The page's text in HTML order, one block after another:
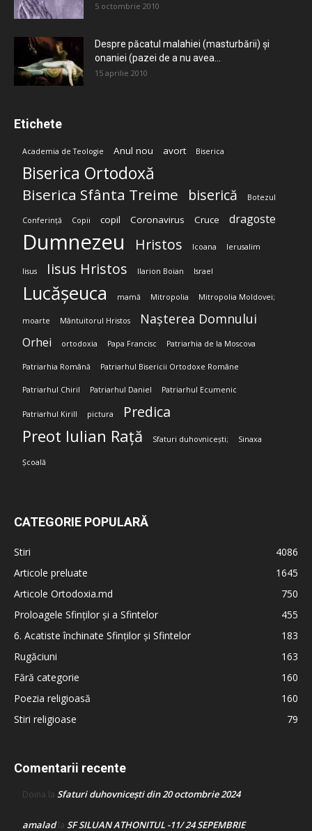
5 octombrie 2010
Despre păcatul malahiei (masturbării) şi
onaniei (pazei de a nu avea...
15 aprilie 2010
Etichete
Academia de Teologie Anul nou avort Biserica
Biserica Ortodoxă
Biserica Sfânta Treime biserică Botezul
Conferință Copii copil Coronavirus Cruce dragoste
Dumnezeu Hristos Icoana Ierusalim
Iisus Iisus Hristos Ilarion Boian Israel
Lucășeuca mamă Mitropolia Mitropolia Moldovei;
moarte Mântuitorul Hristos Nașterea Domnului
Orhei ortodoxia Papa Francisc Patriarhia de la Moscova
Patriarhia Română Patriarhul Bisericii Ortodoxe Române
Patriarhul Chiril Patriarhul Daniel Patriarhul Ecumenic
Patriarhul Kirill pictura Predica
Preot Iulian Rață Sfaturi duhovnicești; Sinaxa
Școală
CATEGORIE POPULARĂ
Stiri
4086
Articole preluate
1645
Articole Ortodoxia.md
750
Proloagele Sfinților și a Sfintelor
455
6. Acatiste închinate Sfinților și Sfintelor
183
Rugăciuni
163
Fără categorie
160
Poezia religioasă
160
Stiri religioase
79
Comentarii recente
Doina la Sfaturi duhovnicești din 20 octombrie 2024
amaladla SF SILUAN ATHONITUL -11/ 24 SEPEMBRIE